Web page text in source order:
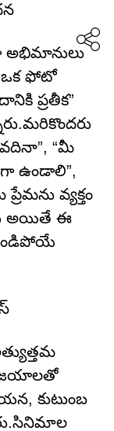
ఒక ఫోటో
ప్రతీక”
“మీ
ఉండాలి”,
వ్యక్తం
అయితే ఈ
కుటుంబ